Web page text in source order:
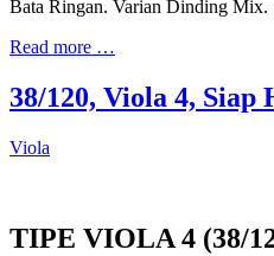
Bata Ringan. Varian Dinding Mix.
Read more …
38/120, Viola 4, Siap
Viola
TIPE VIOLA 4 (38/